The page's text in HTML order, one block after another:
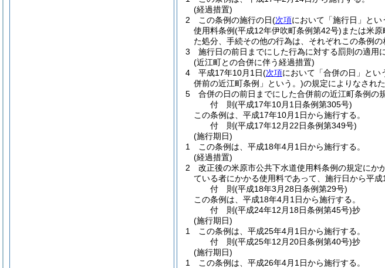
(経過措置)
2
この条例の施行の日(次項において「施行日」とい
使用料条例(平成12年伊吹町条例第42号) または米
た処分、手続その他の行為は、それぞれこの条例
3
施行日の前日までにした行為に対する罰則の適用
(近江町との合併に伴う経過措置)
4
平成17年10月1日(次項において「合併の日」とい
併前の近江町条例」という。)の規定によりなされ
5
合併の日の前日までにした合併前の近江町条例の
付 則(平成17年10月1日条例第305号)
この条例は、平成17年10月1日から施行する。
付 則(平成17年12月22日条例第349号)
(施行期日)
1
この条例は、平成18年4月1日から施行する。
(経過措置)
2
改正後の米原市公共下水道使用料条例の規定にか
ている者にかかる使用料であって、施行日から平
付 則(平成18年3月28日条例第29号)
この条例は、平成18年4月1日から施行する。
付 則(平成24年12月18日条例第45号)抄
(施行期日)
1
この条例は、平成25年4月1日から施行する。
付 則(平成25年12月20日条例第40号)抄
(施行期日)
1
この条例は、平成26年4月1日から施行する。